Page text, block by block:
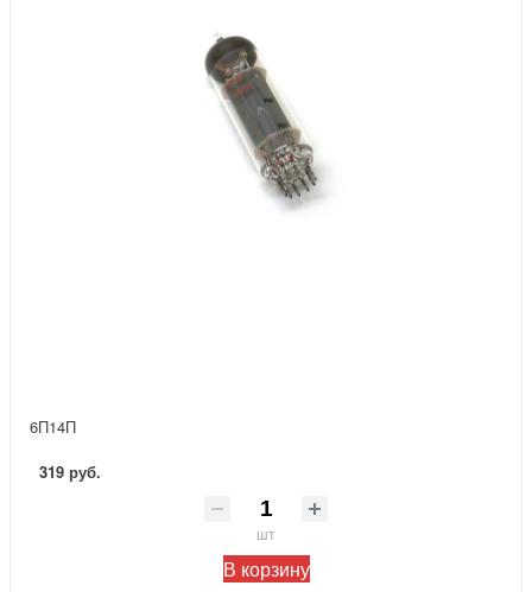
6П14П
319 руб.
шт
В корзину